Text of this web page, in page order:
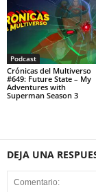
Podcast
Crónicas del Multiverso
#649: Future State – My
Adventures with
Superman Season 3
DEJA UNA